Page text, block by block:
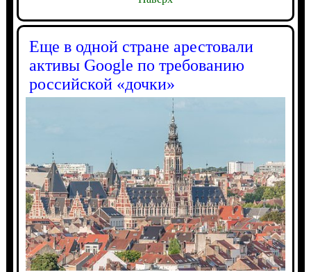
Еще в одной стране арестовали
активы Google по требованию
российской «дочки»